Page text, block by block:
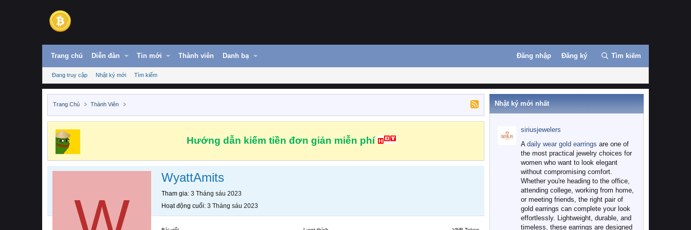
Trang chủ Diễn đàn Tin mới Thành viên Danh bạ Đăng nhập Đăng ký Tìm kiếm
Đang truy cập Nhật ký mới Tìm kiếm
Trang Chủ Thành Viên
Hướng dẫn kiếm tiền đơn giản miễn phí
WyattAmits
Tham gia 3 Tháng sáu 2023
Hoạt động cuối 3 Tháng sáu 2023
Nhật ký mới nhất
siriusjewelers
A daily wear gold earrings are one of
the most practical jewelry choices for
women who want to look elegant
without compromising comfort.
Whether you're heading to the office,
attending college, working from home,
or meeting friends, the right pair of
gold earrings can complete your look
effortlessly. Lightweight, durable, and
timeless, these earrings are designed